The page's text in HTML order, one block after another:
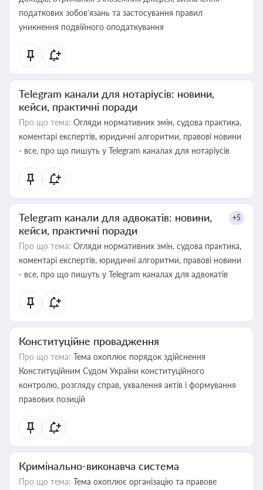
податкових зобов’язань та застосування правил
уникнення подвійного оподаткування
Telegram канали для нотаріусів: новини,
кейси, практичні поради
Про що тема: Огляди нормативних змін, судова практика,
коментарі експертів, юридичні алгоритми, правові новини
- все, про що пишуть у Telegram каналах для нотаріусів
Telegram канали для адвокатів: новини,
кейси, практичні поради
+5
Про що тема: Огляди нормативних змін, судова практика,
коментарі експертів, юридичні алгоритми, правові новини
- все, про що пишуть у Telegram каналах для адвокатів
Конституційне провадження
Про що тема: Тема охоплює порядок здійснення
Конституційним Судом України конституційного
контролю, розгляду справ, ухвалення актів і формування
правових позицій
Кримінально-виконавча система
Про що тема: Тема охоплює організацію та правове